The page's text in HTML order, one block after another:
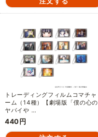
トレーディングフィルムコマチャ
ーム（14種）【劇場版「僕の心の
ヤバイや …
440円